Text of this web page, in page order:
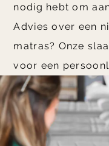
nodig hebt om
Advies over een
matras? Onze
voor een